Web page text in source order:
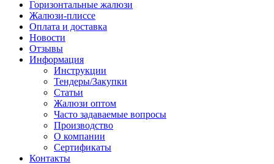
Горизонтальные жалюзи
Жалюзи-плиссе
Оплата и доставка
Новости
Отзывы
Информация
Инструкции
Тендеры/Закупки
Статьи
Жалюзи оптом
Часто задаваемые вопросы
Производство
О компании
Сертификаты
Контакты